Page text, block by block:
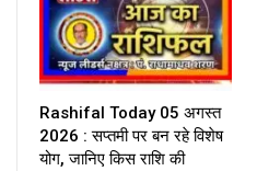
Rashifal Today 05 अगस्त
2026 : सप्तमी पर बन रहे विशेष
योग, जानिए किस राशि की